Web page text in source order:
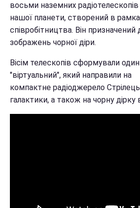
восьми наземних радіотелескопів
нашої планети, створений в
співробітництва. Він призначений
зображень чорної діри.
Вісім телескопів сформували
"віртуальний", який направили на
компактне радіоджерело
галактики, а також на чорну дірку